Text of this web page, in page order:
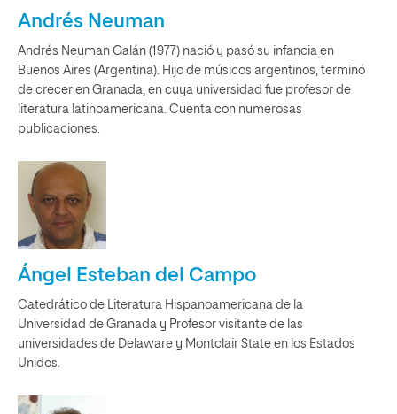
Andrés Neuman
Andrés Neuman Galán (1977) nació y pasó su infancia en
Buenos Aires (Argentina). Hijo de músicos argentinos, terminó
de crecer en Granada, en cuya universidad fue profesor de
literatura latinoamericana. Cuenta con numerosas
publicaciones.
Ángel Esteban del Campo
Catedrático de Literatura Hispanoamericana de la
Universidad de Granada y Profesor visitante de las
universidades de Delaware y Montclair State en los Estados
Unidos.